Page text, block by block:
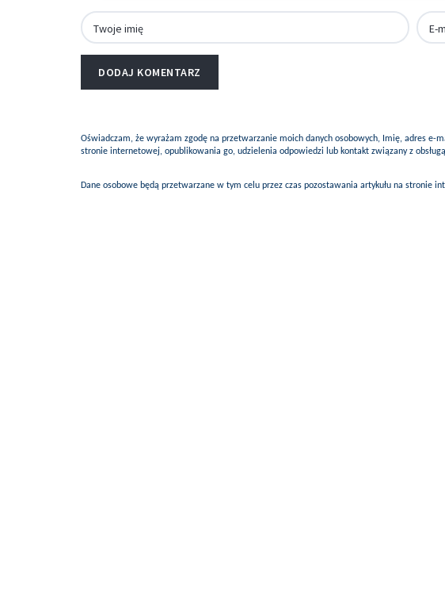
Oświadczam, że wyrażam zgodę na przetwarzanie moich danych osobowych, Imię, adres e-
stronie internetowej, opublikowania go, udzielenia odpowiedzi lub kontakt związany z
Dane osobowe będą przetwarzane w tym celu przez czas pozostawania artykułu na stronie